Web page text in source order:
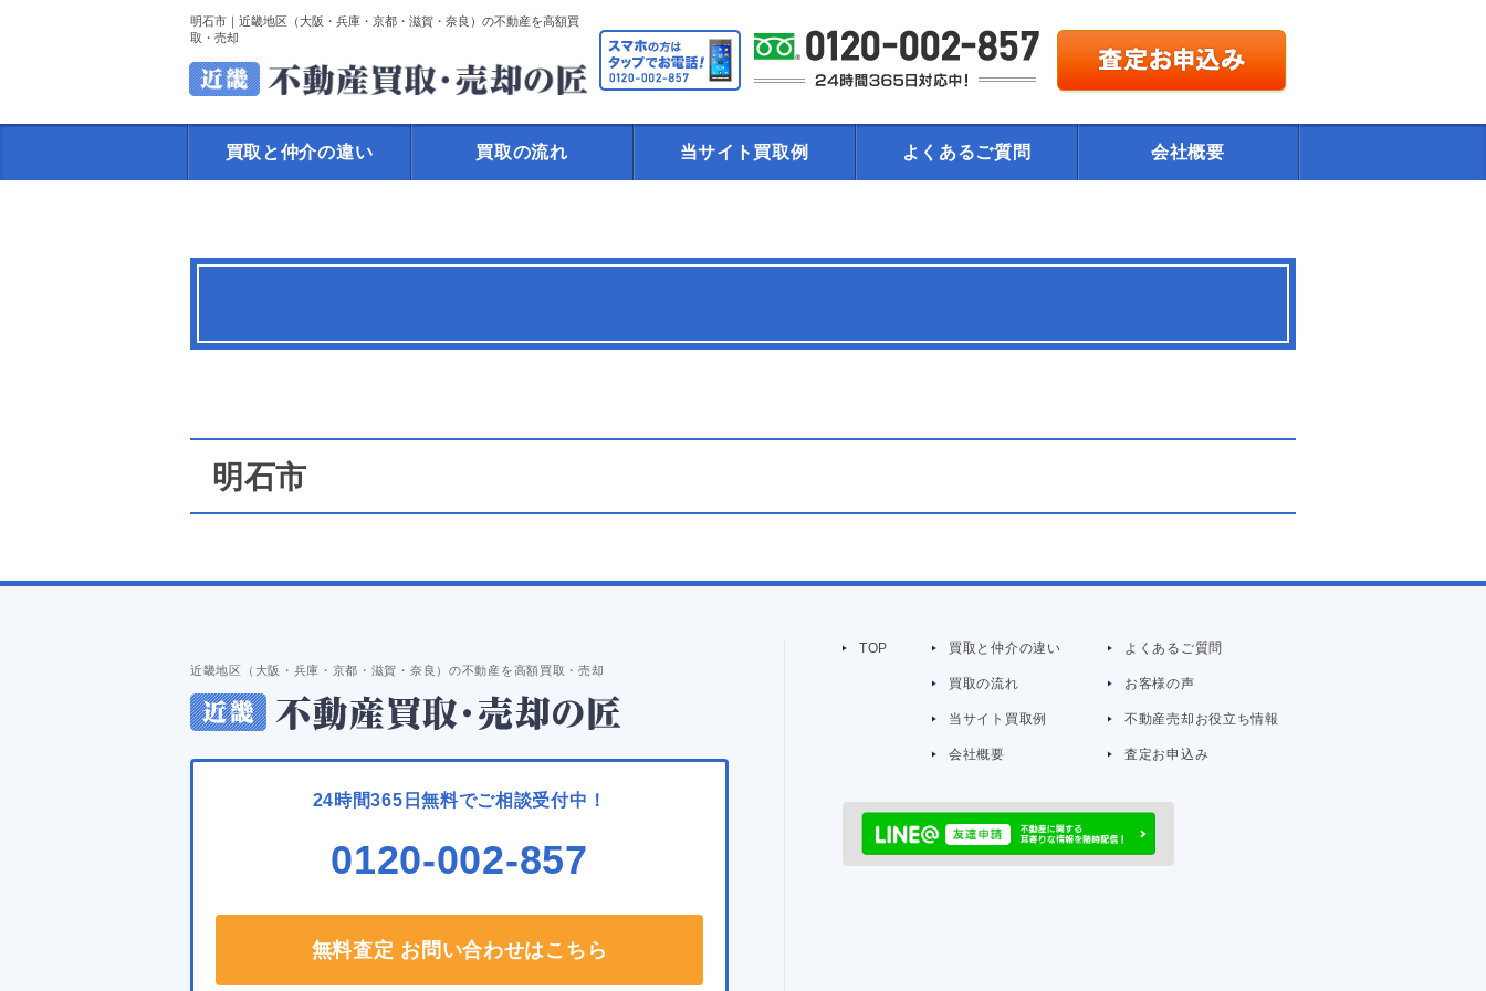
明石市｜近畿地区（大阪・兵庫・京都・滋賀・奈良）の不動産を高額買
取・売却
買取と仲介の違い 買取の流れ 当サイト買取例 よくあるご質問 会社概要
明石市
近畿地区（大阪・兵庫・京都・滋賀・奈良）の不動産を高額買取・売却
24時間365日無料でご相談受付中！
0120-002-857
無料査定 お問い合わせはこちら
TOP 買取と仲介の違い
買取の流れ
当サイト買取例
会社概要
よくあるご質問
お客様の声
不動産売却お役立ち情報
査定お申込み